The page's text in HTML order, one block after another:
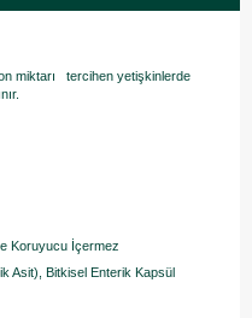
miktarı tercihen yetişkinlerde
Koruyucu İçermez
Asit), Bitkisel Enterik Kapsül